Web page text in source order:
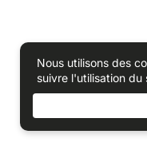
Nous utilisons des
suivre l'utilisation du